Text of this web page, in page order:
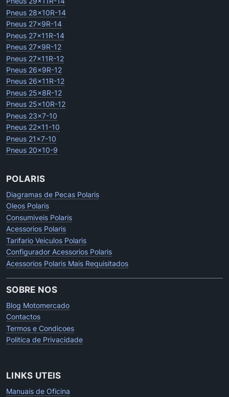
Pneus 28x10R-14
Pneus 27x9R-14
Pneus 27x11R-14
Pneus 27x9R-12
Pneus 27x11R-12
Pneus 26x9R-12
Pneus 26x11R-12
Pneus 25x8R-12
Pneus 25x10R-12
Pneus 23x7-10
Pneus 22x11-10
Pneus 21x7-10
Pneus 20x10-9
POLARIS
Diagramas de Pecas Polaris
Oleos Polaris
Consumiveis Polaris
Acessorios Polaris
Tarifario Veiculos Polaris
Configurador Acessorios Polaris
Acessorios Polaris Mais Requisitados
SOBRE NOS
Blog Motomercado
Contactos
Termos e Condicoes
Politica de Privacidade
LINKS UTEIS
Manuais de Oficina